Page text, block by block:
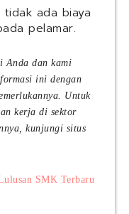
ada biaya
pelamar.
Anda dan kami
ini dengan
Untuk
kerja di sektor
kunjungi situs
SMK Terbaru